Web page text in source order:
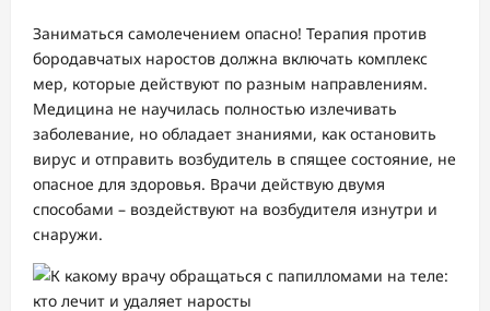
Заниматься самолечением опасно! Терапия против
бородавчатых наростов должна включать комплекс
мер, которые действуют по разным направлениям.
Медицина не научилась полностью излечивать
заболевание, но обладает знаниями, как остановить
вирус и отправить возбудитель в спящее состояние, не
опасное для здоровья. Врачи действую двумя
способами – воздействуют на возбудителя изнутри и
снаружи.